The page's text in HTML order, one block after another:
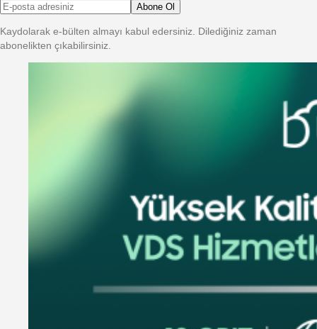
Abone Ol
Kaydolarak e-bülten almayı kabul edersiniz. Dilediğiniz zaman
abonelikten çıkabilirsiniz.